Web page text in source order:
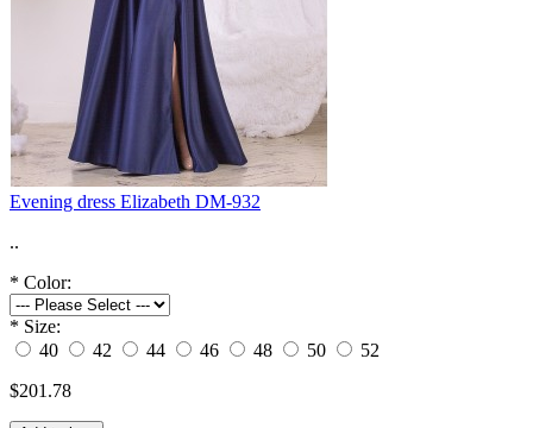
Evening dress Elizabeth DM-932
..
* Color:
* Size:
40
42 44 46 48 50
52
$201.78